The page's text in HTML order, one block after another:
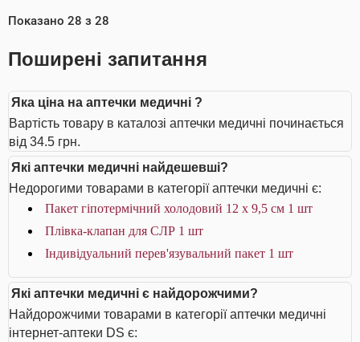
Показано 28 з 28
Поширені запитання
Яка ціна на аптечки медичні ?
Вартість товару в каталозі аптечки медичні починається
від 34.5 грн.
Які аптечки медичні найдешевші?
Недорогими товарами в категорії аптечки медичні є:
Пакет гіпотермічний холодовий 12 x 9,5 см 1 шт
Плівка-клапан для СЛР 1 шт
Індивідуальний перев'язувальний пакет 1 шт
Які аптечки медичні є найдорожчими?
Найдорожчими товарами в категорії аптечки медичні
інтернет-аптеки DS є: